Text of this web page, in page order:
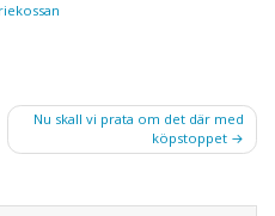
Nu skall vi prata om det där med
köpstoppet